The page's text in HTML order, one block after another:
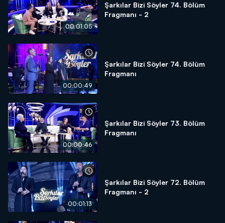
00:01:05
Şarkılar Bizi Söyler 74. Bölüm
Fragmanı - 2
00:00:49
Şarkılar Bizi Söyler 74. Bölüm
Fragmanı
00:00:46
Şarkılar Bizi Söyler 73. Bölüm
Fragmanı
00:01:13
Şarkılar Bizi Söyler 72. Bölüm
Fragmanı - 2